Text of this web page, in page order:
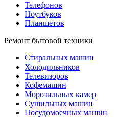
Телефонов
Ноутбуков
Планшетов
Ремонт бытовой техники
Стиральных машин
Холодильников
Телевизоров
Кофемашин
Морозильных камер
Сушильных машин
Посудомоечных машин